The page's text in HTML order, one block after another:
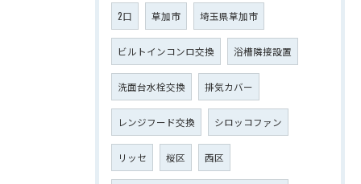
2口 草加市 埼玉県草加市
ビルトインコンロ交換 浴槽隣接設置
洗面台水栓交換 排気カバー
レンジフード交換 シロッコファン
リッセ 桜区 西区